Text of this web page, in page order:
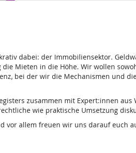
dabei: der Immobiliensektor.
Mieten in die Höhe. Wir wollen
bei der wir die Mechanismen und
zusammen mit Expert:innen
wie praktische Umsetzung
allem freuen wir uns darauf euch